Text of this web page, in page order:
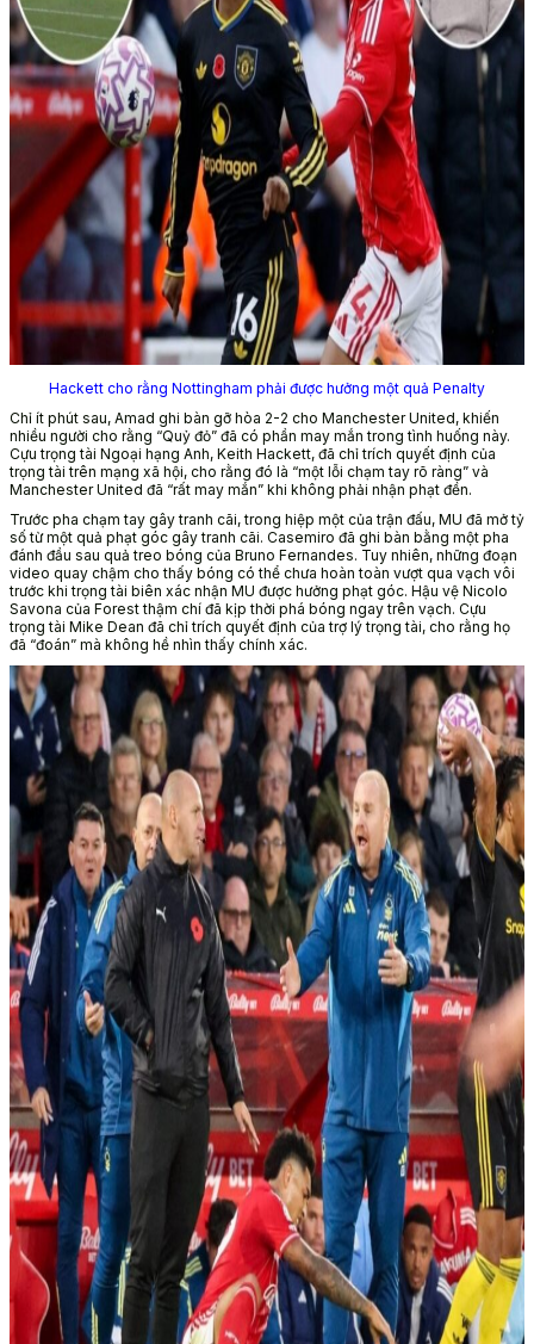
Hackett cho rằng Nottingham phải được hưởng một quả Penalty
Chỉ ít phút sau, Amad ghi bàn gỡ hòa 2-2 cho Manchester United, khiến
nhiều người cho rằng “Quỷ đỏ” đã có phần may mắn trong tình huống này.
Cựu trọng tài Ngoại hạng Anh, Keith Hackett, đã chỉ trích quyết định của
trọng tài trên mạng xã hội, cho rằng đó là “một lỗi chạm tay rõ ràng” và
Manchester United đã “rất may mắn” khi không phải nhận phạt đền.
Trước pha chạm tay gây tranh cãi, trong hiệp một của trận đấu, MU đã mở tỷ
số từ một quả phạt góc gây tranh cãi. Casemiro đã ghi bàn bằng một pha
đánh đầu sau quả treo bóng của Bruno Fernandes. Tuy nhiên, những đoạn
video quay chậm cho thấy bóng có thể chưa hoàn toàn vượt qua vạch vôi
trước khi trọng tài biên xác nhận MU được hưởng phạt góc. Hậu vệ Nicolo
Savona của Forest thậm chí đã kịp thời phá bóng ngay trên vạch. Cựu
trọng tài Mike Dean đã chỉ trích quyết định của trợ lý trọng tài, cho rằng họ
đã “đoán” mà không hề nhìn thấy chính xác.